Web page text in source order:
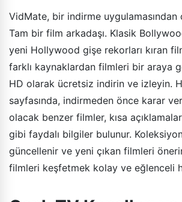
VidMate, bir indirme uygulamasından
Tam bir film arkadaşı. Klasik
yeni Hollywood gişe rekorları kıran
farklı kaynaklardan filmleri bir araya
HD olarak ücretsiz indirin ve izleyin.
sayfasında, indirmeden önce karar
olacak benzer filmler, kısa
gibi faydalı bilgiler bulunur.
güncellenir ve yeni çıkan filmleri
filmleri keşfetmek kolay ve eğlenceli